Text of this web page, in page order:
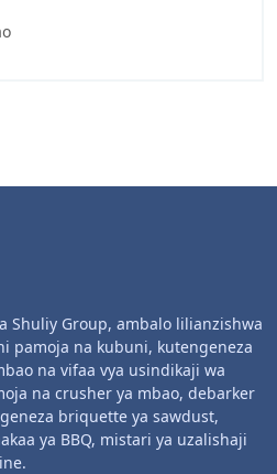
Shuliy Group, ambalo lilianzishwa
pamoja na kubuni, kutengeneza
na vifaa vya usindikaji wa
na crusher ya mbao, debarker
briquette ya sawdust,
ya BBQ, mistari ya uzalishaji